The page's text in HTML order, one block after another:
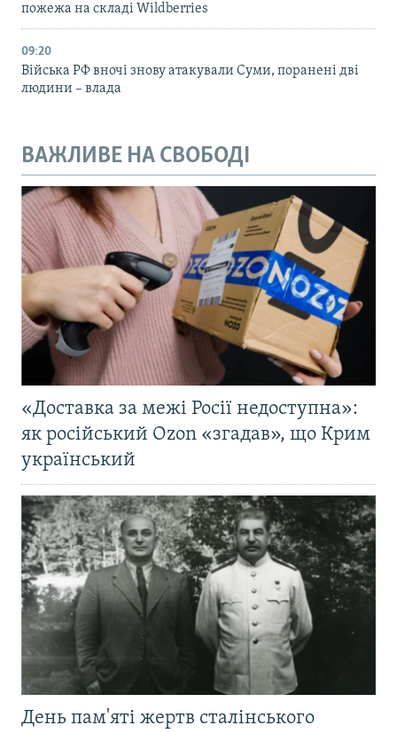
пожежа на складі Wildberries
09:20
Війська РФ вночі знову атакували Суми, поранені дві
людини – влада
ВАЖЛИВЕ НА СВОБОДІ
«Доставка за межі Росії недоступна»:
як російський Ozon «згадав», що Крим
український
День пам'яті жертв сталінського